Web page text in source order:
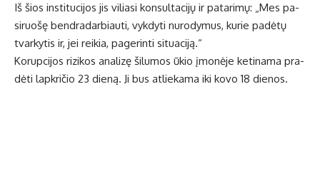
Iš šios ins­ti­tu­ci­jos jis vi­lia­si kon­sul­ta­ci­jų ir pa­ta­ri­mų: „Mes pa­
si­ruo­šę ben­dra­dar­biau­ti, vyk­dy­ti nu­ro­dy­mus, ku­rie pa­dė­tų
tvar­ky­tis ir, jei rei­kia, pa­ge­rin­ti si­tu­a­ci­ją.“
Ko­rup­ci­jos ri­zi­kos ana­li­zę ši­lu­mos ūkio įmo­nė­je ke­ti­na­ma pra­
dė­ti lap­kri­čio 23 die­ną. Ji bus at­lie­ka­ma iki ko­vo 18 die­nos.